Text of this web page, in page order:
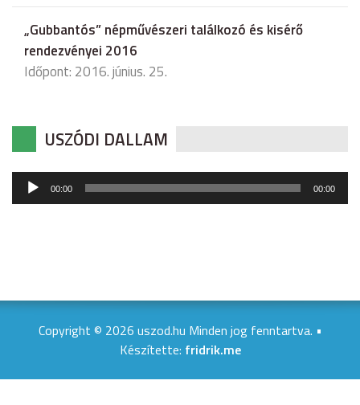
„Gubbantós” népművészeri találkozó és kisérő
rendezvényei 2016
Időpont: 2016. június. 25.
USZÓDI DALLAM
Audió
lejátszó
00:00 00:00
Copyright © 2026 uszod.hu Minden jog fenntartva. •
Készítette: fridrik.me